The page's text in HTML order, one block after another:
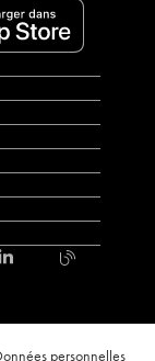
personnelles